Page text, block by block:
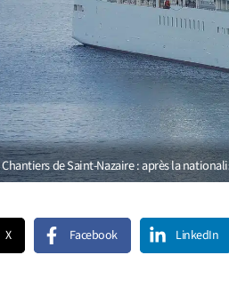
Chantiers de Saint-Nazaire : après la
X Facebook LinkedIn